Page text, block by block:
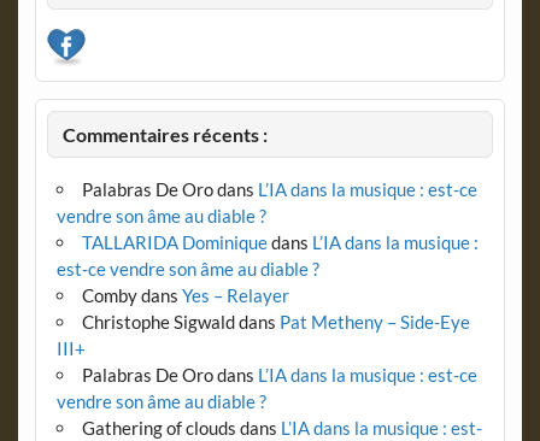
Commentaires récents :
Palabras De Orodans L’IA dans la musique : est-ce
vendre son âme au diable ?
TALLARIDA Dominiquedans L’IA dans la musique :
est-ce vendre son âme au diable ?
Combydans Yes – Relayer
Christophe Sigwalddans Pat Metheny – Side-Eye
III+
Palabras De Orodans L’IA dans la musique : est-ce
vendre son âme au diable ?
Gathering of clouds dans L’IA dans la musique : est-